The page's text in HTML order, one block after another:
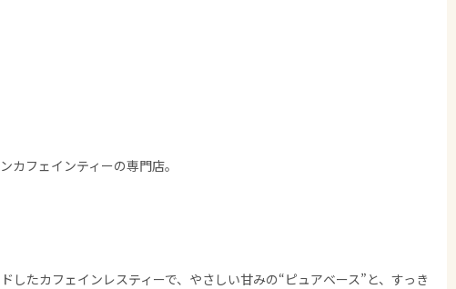
フェインティーの専門店。
たカフェインレスティーで、やさしい甘みの“ピュアベース”と、すっき